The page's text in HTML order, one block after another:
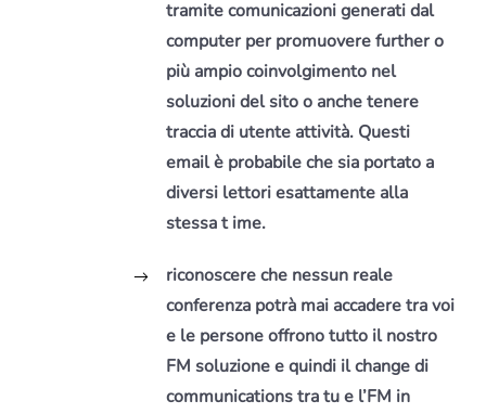
tramite comunicazioni generati dal
computer per promuovere further o
più ampio coinvolgimento nel
soluzioni del sito o anche tenere
traccia di utente attività. Questi
email è probabile che sia portato a
diversi lettori esattamente alla
stessa t ime.
riconoscere che nessun reale
conferenza potrà mai accadere tra voi
e le persone offrono tutto il nostro
FM soluzione e quindi il change di
communications tra tu e l’FM in